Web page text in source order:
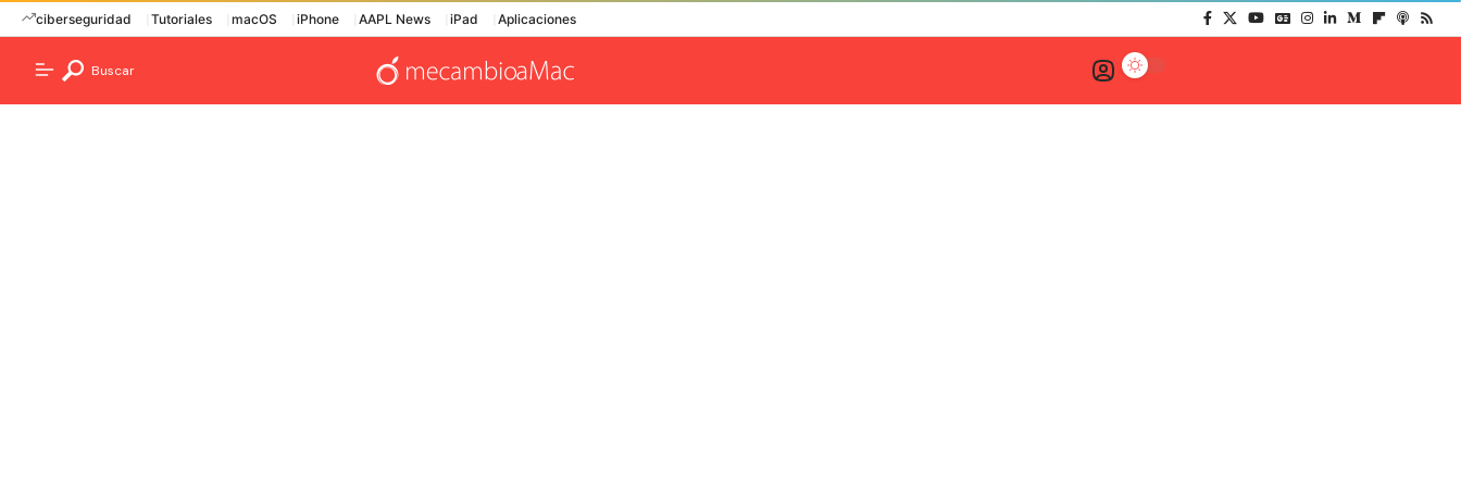
ciberseguridad Tutoriales macOS iPhone AAPL News iPad Aplicaciones
Buscar